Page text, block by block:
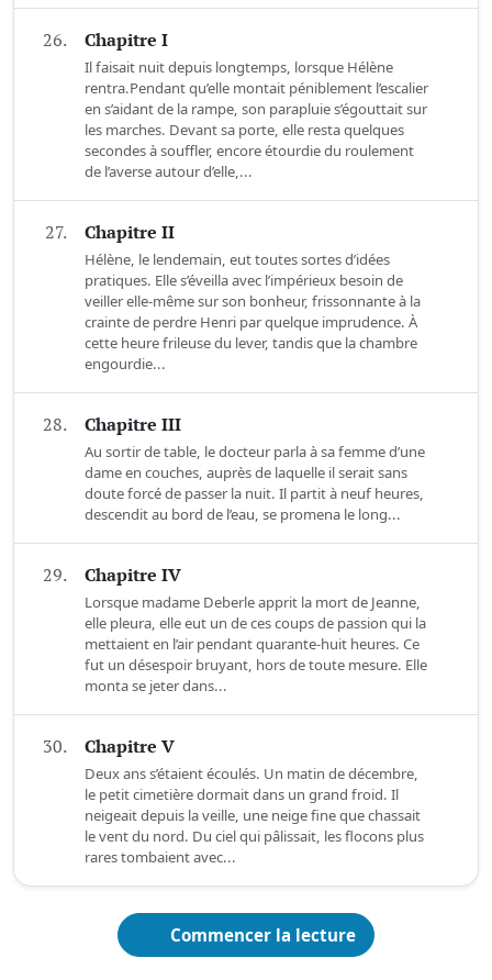
26. Chapitre I
Il faisait nuit depuis longtemps, lorsque Hélène
rentra.Pendant qu’elle montait péniblement l’escalier
en s’aidant de la rampe, son parapluie s’égouttait sur
les marches. Devant sa porte, elle resta quelques
secondes à souffler, encore étourdie du roulement
de l’averse autour d’elle,...
27. Chapitre II
Hélène, le lendemain, eut toutes sortes d’idées
pratiques. Elle s’éveilla avec l’impérieux besoin de
veiller elle-même sur son bonheur, frissonnante à la
crainte de perdre Henri par quelque imprudence. À
cette heure frileuse du lever, tandis que la chambre
engourdie...
28. Chapitre III
Au sortir de table, le docteur parla à sa femme d’une
dame en couches, auprès de laquelle il serait sans
doute forcé de passer la nuit. Il partit à neuf heures,
descendit au bord de l’eau, se promena le long...
29. Chapitre IV
Lorsque madame Deberle apprit la mort de Jeanne,
elle pleura, elle eut un de ces coups de passion qui la
mettaient en l’air pendant quarante-huit heures. Ce
fut un désespoir bruyant, hors de toute mesure. Elle
monta se jeter dans...
30. Chapitre V
Deux ans s’étaient écoulés. Un matin de décembre,
le petit cimetière dormait dans un grand froid. Il
neigeait depuis la veille, une neige fine que chassait
le vent du nord. Du ciel qui pâlissait, les flocons plus
rares tombaient avec...
Commencer la lecture